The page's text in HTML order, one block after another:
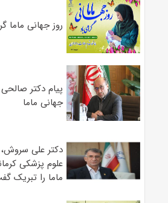
روز جهانی ماما
پیام دکتر
جهانی ماما
دکتر علی
علوم پزشکی
ماما را تبریک